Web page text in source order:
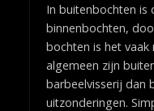
In buitenbochten is
binnenbochten,
bochten is het vaak
algemeen zijn
barbeelvisserij dan
uitzonderingen.